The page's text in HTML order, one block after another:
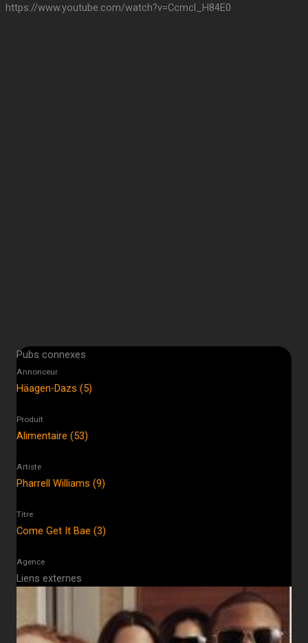
https://www.youtube.com/watch?v=Ccmcl_H84E0
Pubs connexes
Annonceur
Häagen-Dazs (5)
Produit
Alimentaire (53)
Artiste
Pharrell Williams (9)
Titre
Come Get It Bae (3)
Agence
Liens externes